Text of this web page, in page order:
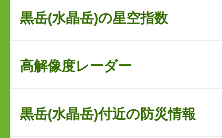
黒岳(水晶岳)の星空指数
高解像度レーダー
黒岳(水晶岳)付近の防災情報